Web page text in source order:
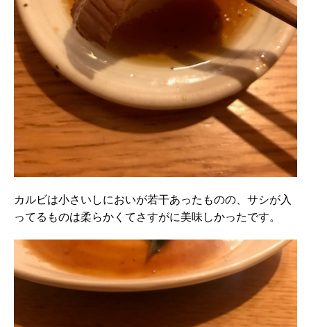
カルビは小さいしにおいが若干あったものの、サシが入
ってるものは柔らかくてさすがに美味しかったです。